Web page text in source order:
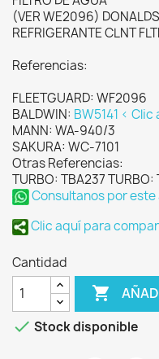
(VER WE2096)
REFRIGERANTE CLNT
Referencias:
FLEETGUARD: WF2096
BALDWIN: BW5141 < Clic
MANN: WA-940/3
SAKURA: WC-7101
Otras Referencias:
TURBO: TBA237
Consultanos por
Clic aquí para
Cantidad

 Stock disponible